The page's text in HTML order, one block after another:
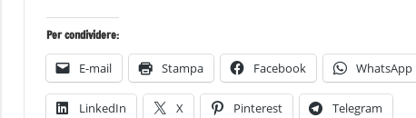
Per condividere:
E-mail Stampa Facebook WhatsApp
LinkedIn X Pinterest Telegram